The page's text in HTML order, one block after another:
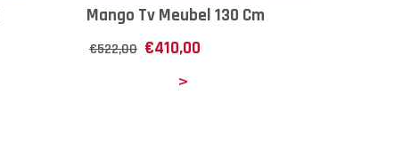
Mango Tv Meubel 130 Cm
€522,00 €410,00